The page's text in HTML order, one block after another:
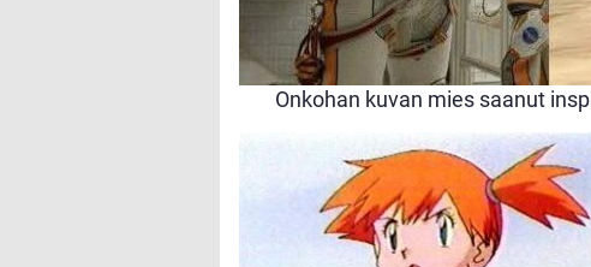
Onkohan kuvan mies saanut